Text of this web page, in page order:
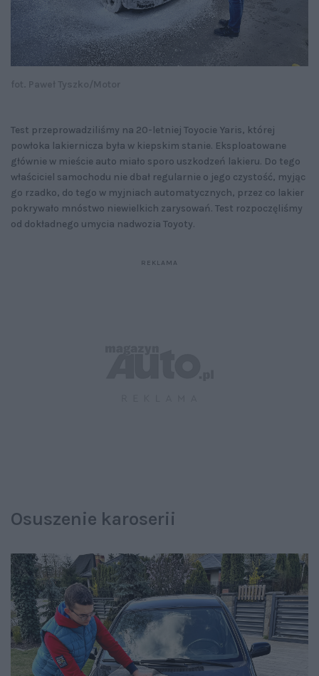
Test przeprowadziliśmy na 20-letniej Toyocie Yaris, której
powłoka lakiernicza była w kiepskim stanie. Eksploatowane
głównie w mieście auto miało sporo uszkodzeń lakieru. Do tego
właściciel samochodu nie dbał regularnie o jego czystość, myjąc
go rzadko, do tego w myjniach automatycznych, przez co lakier
pokrywało mnóstwo niewielkich zarysowań. Test rozpoczęliśmy
od dokładnego umycia nadwozia Toyoty.
Osuszenie karoserii